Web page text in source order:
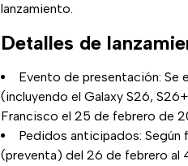
lanzamiento.
Detalles de
Evento de presentación: Se
(incluyendo el Galaxy S26,
Francisco el 25 de febrero de
Pedidos anticipados: Según
(preventa) del 26 de febrero al